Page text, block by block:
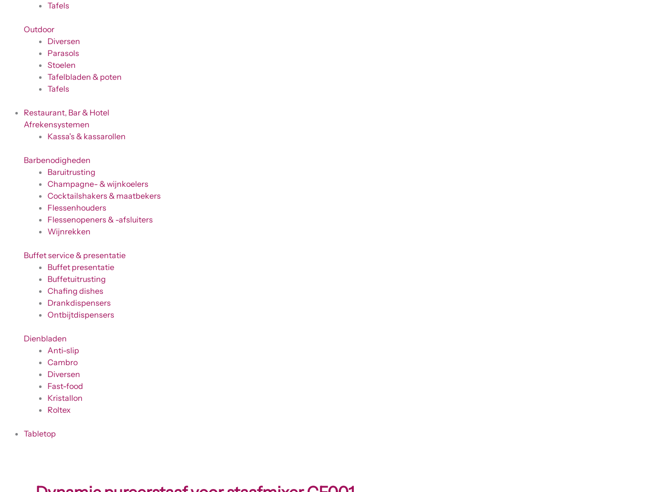
Tafels
Outdoor
Diversen
Parasols
Stoelen
Tafelbladen & poten
Tafels
Restaurant, Bar & Hotel
Afrekensystemen
Kassa's & kassarollen
Barbenodigheden
Baruitrusting
Champagne- & wijnkoelers
Cocktailshakers & maatbekers
Flessenhouders
Flessenopeners & -afsluiters
Wijnrekken
Buffet service & presentatie
Buffet presentatie
Buffetuitrusting
Chafing dishes
Drankdispensers
Ontbijtdispensers
Dienbladen
Anti-slip
Cambro
Diversen
Fast-food
Kristallon
Roltex
Tabletop